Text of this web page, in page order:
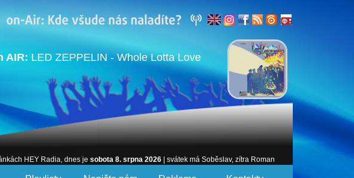
AIR: LED ZEPPELIN - Whole Lotta Love
HEY Radia, dnes je sobota 8. srpna 2026 | svátek má Soběslav, zítra Roman